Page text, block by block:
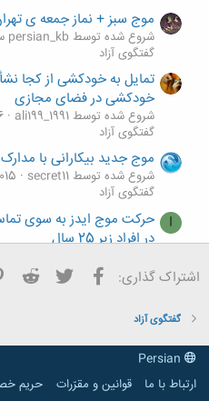
موج سبز + نماز جمعه ی
شروع شده توسط persian_kb سبز
گفتگوی آزاد
تمایل به خودکشی از کجا
خودکشی در فضای مجازی
شروع شده توسط ali199_1991
گفتگوی آزاد
موج جدید بیکارانی با
شروع شده توسط secret11
گفتگوی آزاد
I
حرکت موج ایدز به سوی
در افراد زیر 25 سال
گفتگوی آزاد
شروع شده توسط babak 123
اشتراک گذاری: فیسبوک تویتر
گفتگوی آزاد
ارتباط با ما
قوانین و مقرّرات حریم